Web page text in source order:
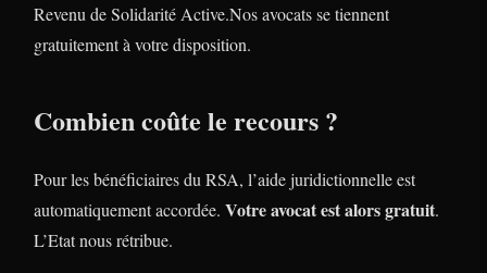
Revenu de Solidarité Active.Nos avocats se tiennent
gratuitement à votre disposition.
Combien coûte le recours ?
Pour les bénéficiaires du RSA, l’aide juridictionnelle est
automatiquement accordée. Votre avocat est alors gratuit.
L’Etat nous rétribue.